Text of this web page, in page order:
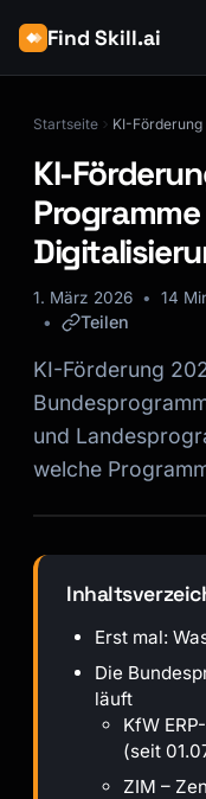
Find Skill.ai
Startseite
KI-
1. März 2026 14
Teilen
KI-Förderung
und
welche
Erst mal:
Die
läuft
KfW
(seit
ZIM –